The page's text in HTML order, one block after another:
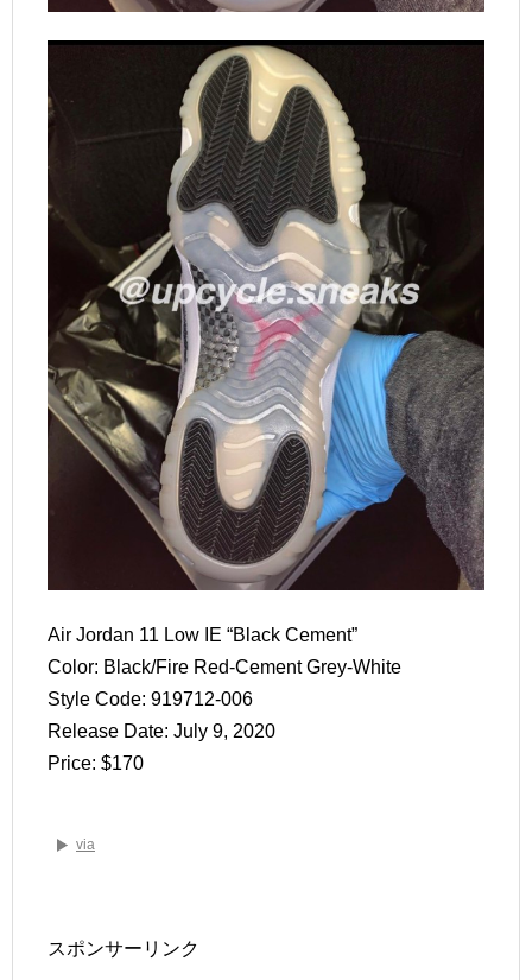
Air Jordan 11 Low IE “Black Cement”
Color: Black/Fire Red-Cement Grey-White
Style Code: 919712-006
Release Date: July 9, 2020
Price: $170
via
スポンサーリンク